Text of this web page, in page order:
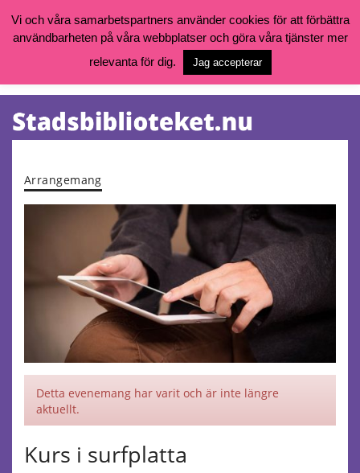
Vill du söka böcker, logga in på ditt bibliotekskonto eller nå övriga
goteborg.se/bibliotek
Öppettider, katalog och kontakt
Tjänster
Arrangemang
Detta evenemang har varit och är inte längre
aktuellt.
Kurs i surfplatta
Vi och våra samarbetspartners använder cookies för att förbättra
användbarheten på våra webbplatser och göra våra tjänster mer
relevanta för dig.
Jag accepterar